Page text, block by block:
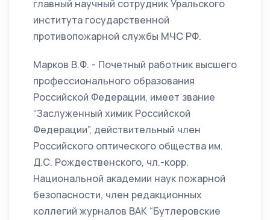
главный научный сотрудник Уральского
института государственной
противопожарной службы МЧС РФ.
Марков В.Ф. - Почетный работник высшего
профессионального образования
Российской Федерации, имеет звание
“Заслуженный химик Российской
Федерации”, действительный член
Российского оптического общества им.
Д.С. Рождественского, чл.-корр.
Национальной академии наук пожарной
безопасности, член редакционных
коллегий журналов ВАК “Бутлеровские